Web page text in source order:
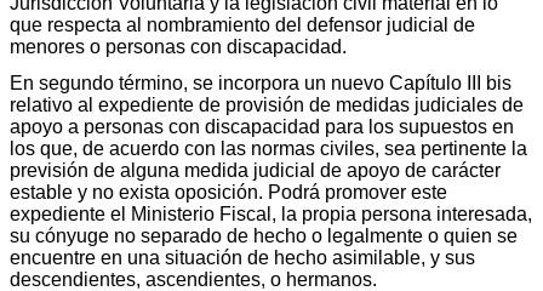
que respecta al nombramiento del defensor judicial de
menores o personas con discapacidad.
En segundo término, se incorpora un nuevo Capítulo III bis
relativo al expediente de provisión de medidas judiciales de
apoyo a personas con discapacidad para los supuestos en
los que, de acuerdo con las normas civiles, sea pertinente la
previsión de alguna medida judicial de apoyo de carácter
estable y no exista oposición. Podrá promover este
expediente el Ministerio Fiscal, la propia persona interesada,
su cónyuge no separado de hecho o legalmente o quien se
encuentre en una situación de hecho asimilable, y sus
descendientes, ascendientes, o hermanos.